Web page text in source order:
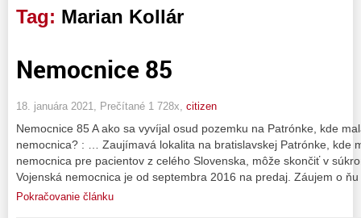
Tag: Marian Kollár
Nemocnice 85
18. januára 2021, Prečítané 1 728x, citizen
Nemocnice 85 A ako sa vyvíjal osud pozemku na Patrónke, kde
nemocnica? : … Zaujímavá lokalita na bratislavskej Patrónke, kde
nemocnica pre pacientov z celého Slovenska, môže skončiť v
Vojenská nemocnica je od septembra 2016 na predaj. Záujem o
Pokračovanie článku